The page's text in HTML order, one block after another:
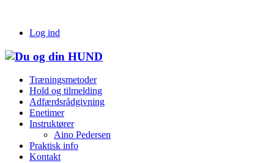
Log ind
Træningsmetoder
Hold og tilmelding
Adfærdsrådgivning
Enetimer
Instruktører
Aino Pedersen
Praktisk info
Kontakt